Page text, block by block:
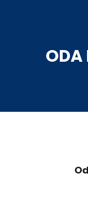
ODA